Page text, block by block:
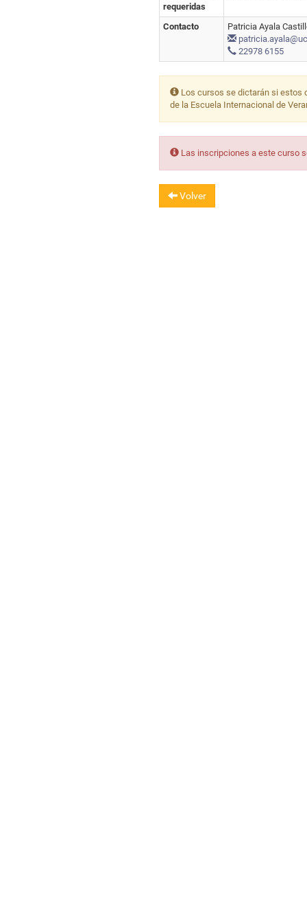
requeridas
Contacto
Patricia Ayala
22978 6155
Los cursos se dictarán si estos
de la Escuela Internacional de
Las inscripciones a este curso
Volver